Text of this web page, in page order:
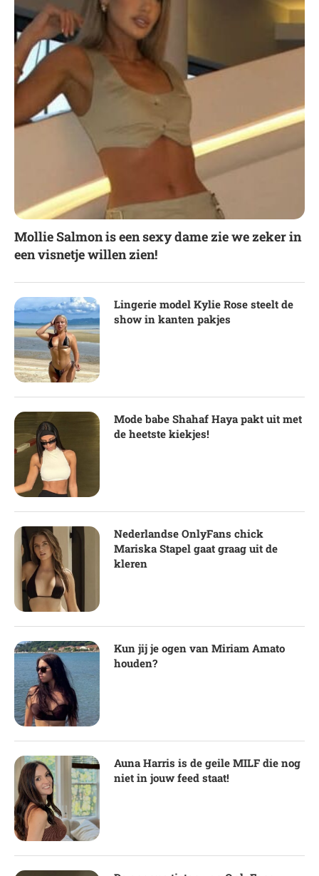
Mollie Salmon is een sexy dame zie we zeker in
een visnetje willen zien!
Lingerie model Kylie Rose steelt de
show in kanten pakjes
Mode babe Shahaf Haya pakt uit met
de heetste kiekjes!
Nederlandse OnlyFans chick
Mariska Stapel gaat graag uit de
kleren
Kun jij je ogen van Miriam Amato
houden?
Auna Harris is de geile MILF die nog
niet in jouw feed staat!